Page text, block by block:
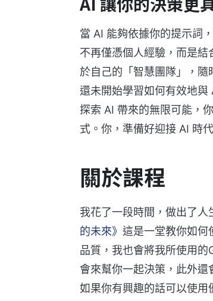
當 AI 能夠依據你的提示詞
不再僅憑個人經驗，而是
於自己的「智慧團隊」，
還未開始學習如何有效地
探索 AI 帶來的無限可能，
式。你，準備好迎接 AI 時
關於課程
我花了一段時間，做出了人
的未來》這是一堂教你如何
品質，我也會將我所使用
會來幫你一起決策，此外還
如果你有興趣的話可以使用